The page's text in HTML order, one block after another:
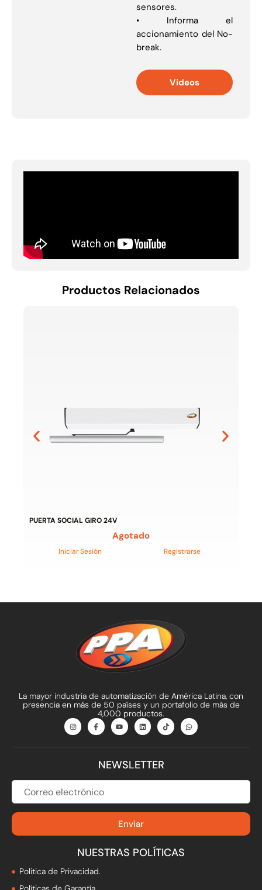
sensores.
• Informa el
accionamiento del No-
break.
Videos
Productos Relacionados
PUERTA SOCIAL GIRO 24V
Agotado
Iniciar Sesión Registrarse
La mayor industria de automatización de América Latina, con
presencia en más de 50 países y un portafolio de más de
4,000 productos.
I
n
s
a
F
a
c
b
o
k
Y
o
u
u
e
L
i
n
e
i
n
T
i
k
o
W
h
a
s
NUESTRAS POLÍTICAS
Politica de Privacidad.
NEWSLETTER
CORREO
ELECTRÓNICO
Enviar